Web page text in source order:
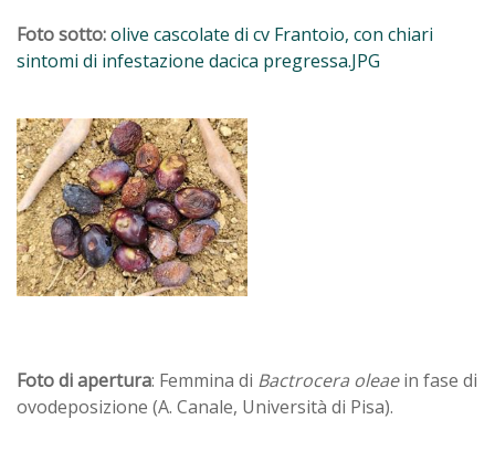
Foto sotto:olive cascolate di cv Frantoio, con chiari
sintomi di infestazione dacica pregressa.JPG
Foto di apertura: Femmina di Bactrocera oleaein fase di
ovodeposizione (A. Canale, Università di Pisa).